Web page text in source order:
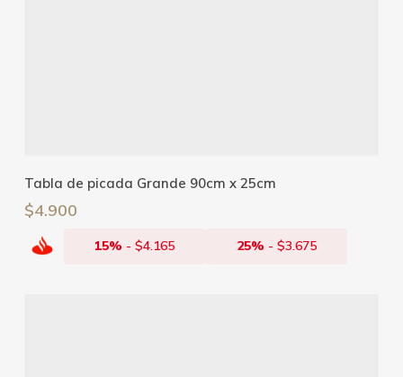
Añadir Al Carrito
Tabla de picada Grande 90cm x 25cm
$4.900
15% -$4.165 25% - $3.675